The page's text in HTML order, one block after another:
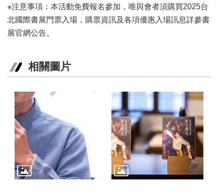
彙
台
English
讀
專
區
廉
平
臺
專
※注意事項：本活動免費報名參加，唯與會者須購買2025台
北國際書展門票入場，購票資訊及各項優惠入場訊息詳參書
展官網公告。
相關圖片